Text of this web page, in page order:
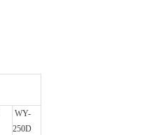
WY-
250D